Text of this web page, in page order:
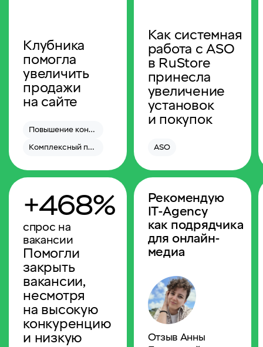
Клубника
помогла
увеличить
продажи
на сайте
Повышение конверсии
Комплексный перфоманс-маркетинг
Как системная
работа с ASO
в RuStore
принесла
увеличение
установок
и покупок
ASO
+468%
спрос на
вакансии
Помогли
закрыть
вакансии,
несмотря
на высокую
конкуренцию
и низкую
Рекомендую
IT-Agency
как подрядчика
для онлайн-
медиа
Отзыв Анны